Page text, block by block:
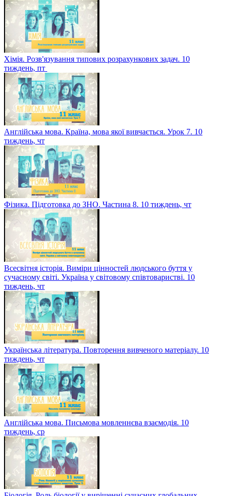
Хімія. Розв'язування типових розрахункових задач. 10
тиждень, пт
Англійська мова. Країна, мова якої вивчається. Урок 7. 10
тиждень, чт
Фізика. Підготовка до ЗНО. Частина 8. 10 тиждень, чт
Всесвітня історія. Виміри цінностей людського буття у
сучасному світі. Україна у світовому співтоваристві. 10
тиждень, чт
Українська література. Повторення вивченого матеріалу. 10
тиждень, чт
Англійська мова. Письмова мовленнєва взаємодія. 10
тиждень, ср